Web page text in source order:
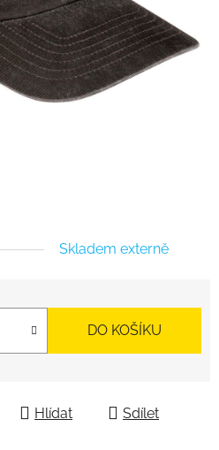
Skladem externě
DO KOŠÍKU
Hlídat Sdílet